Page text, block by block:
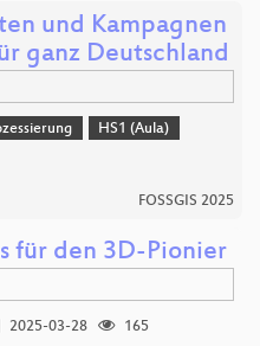
und Kampagnen
ganz Deutschland
HS1 (Aula)
FOSSGIS 2025
für den 3D-Pionier
2025-03-28
165